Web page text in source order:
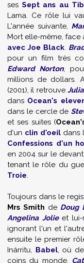
ses Sept ans au
Lama. Ce rôle lui
L'année suivante,
Mort elle-même, face
avec Joe Black.
pour un film très
Edward Norton,
millions de dollars.
(2001), il retrouve
dans Ocean's
dans le cercle de
et ses suites (
d'un clin d'oeildans
Confessions d'un
en 2004 sur le
tenant le rôle du
Troie.
Toujours dans le
Mrs Smith de Doug
Angelina Jolieet lui-
ignorant l'un et
ensuite le premier
Inárritu, Babel, où
coins du monde.